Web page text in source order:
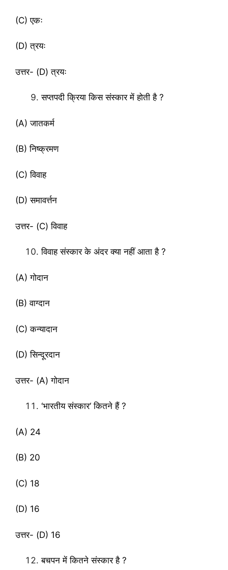
(C) एकः
(D) त्रयः
उत्तर- (D) त्रयः
सप्तपदी क्रिया किस संस्कार में होती है ?
(A) जातकर्म
(B) निष्क्रमण
(C) विवाह
(D) समावर्त्तन
उत्तर- (C) विवाह
विवाह संस्कार के अंदर क्या नहीं आता है ?
(A) गोदान
(B) वाग्दान
(C) कन्यादान
(D) सिन्दूरदान
उत्तर- (A) गोदान
‘भारतीय संस्कार‘ कितने हैं ?
(A) 24
(B) 20
(C) 18
(D) 16
उत्तर- (D) 16
बचपन में कितने संस्कार है ?